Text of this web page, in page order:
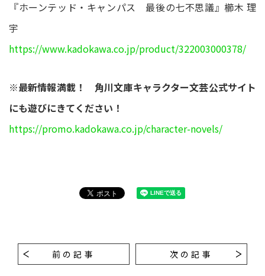
『ホーンテッド・キャンパス 最後の七不思議』櫛木 理
宇
https://www.kadokawa.co.jp/product/322003000378/
※最新情報満載！ 角川文庫キャラクター文芸公式サイト
にも遊びにきてください！
https://promo.kadokawa.co.jp/character-novels/
前の記事 次の記事